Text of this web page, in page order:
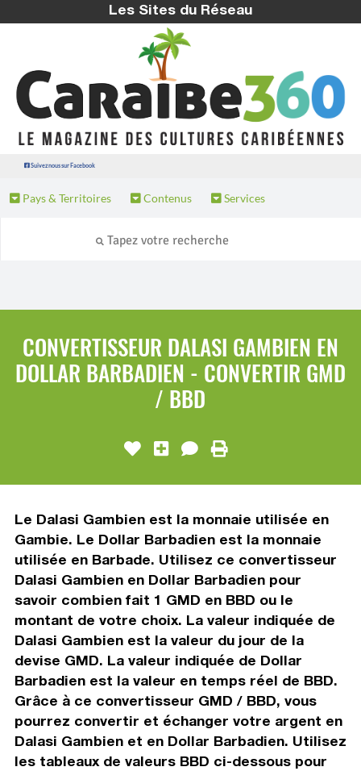
Les Sites du Réseau
Suivez nous sur Facebook
Pays & Territoires Contenus Services
CONVERTISSEUR DALASI GAMBIEN EN
DOLLAR BARBADIEN - CONVERTIR GMD
/ BBD
Le Dalasi Gambien est la monnaie utilisée en
Gambie. Le Dollar Barbadien est la monnaie
utilisée en Barbade. Utilisez ce convertisseur
Dalasi Gambien en Dollar Barbadien pour
savoir combien fait 1 GMD en BBD ou le
montant de votre choix. La valeur indiquée de
Dalasi Gambien est la valeur du jour de la
devise GMD. La valeur indiquée de Dollar
Barbadien est la valeur en temps réel de BBD.
Grâce à ce convertisseur GMD / BBD, vous
pourrez convertir et échanger votre argent en
Dalasi Gambien et en Dollar Barbadien. Utilisez
les tableaux de valeurs BBD ci-dessous pour